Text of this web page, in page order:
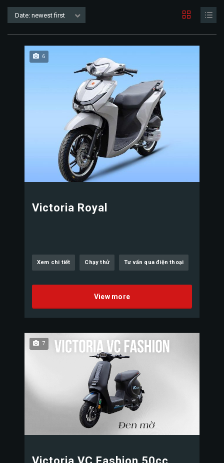
Date: newest first
6
Victoria Royal
Xem chi tiết Chạy thử Tư vấn qua điện thoại
View more
7